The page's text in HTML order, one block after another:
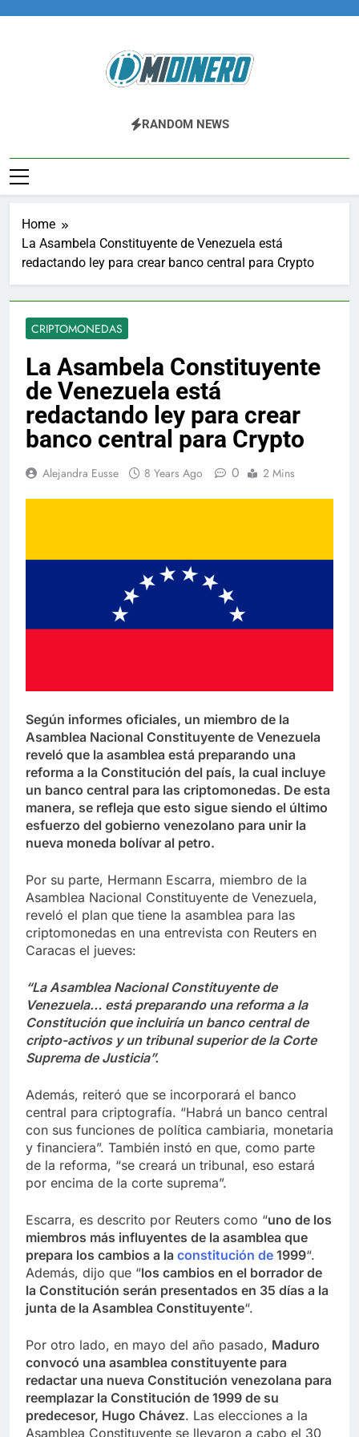
Midinero.co
Fintech, Criptomonedas
RANDOM NEWS
Home
La Asambela Constituyente de Venezuela está
redactando ley para crear banco central para Crypto
CRIPTOMONEDAS
La Asambela Constituyente
de Venezuela está
redactando ley para crear
banco central para Crypto
Alejandra Eusse 8 Years Ago 0 2 Mins
Según informes oficiales, un miembro de la
Asamblea Nacional Constituyente de Venezuela
reveló que la asamblea está preparando una
reforma a la Constitución del país, la cual incluye
un banco central para las criptomonedas. De esta
manera, se refleja que esto sigue siendo el último
esfuerzo del gobierno venezolano para unir la
nueva moneda bolívar al petro.
Por su parte, Hermann Escarra, miembro de la
Asamblea Nacional Constituyente de Venezuela,
reveló el plan que tiene la asamblea para las
criptomonedas en una entrevista con Reuters en
Caracas el jueves:
“La Asamblea Nacional Constituyente de
Venezuela… está preparando una reforma a la
Constitución que incluiría un banco central de
cripto-activos y un tribunal superior de la Corte
Suprema de Justicia”.
Además, reiteró que se incorporará el banco
central para criptografía. “Habrá un banco central
con sus funciones de política cambiaria, monetaria
y financiera”. También instó en que, como parte
de la reforma, “se creará un tribunal, eso estará
por encima de la corte suprema”.
Escarra, es descrito por Reuters como “uno de los
miembros más influyentes de la asamblea que
prepara los cambios a la constitución de 1999“.
Además, dijo que “los cambios en el borrador de
la Constitución serán presentados en 35 días a la
junta de la Asamblea Constituyente“.
Por otro lado, en mayo del año pasado, Maduro
convocó una asamblea constituyente para
redactar una nueva Constitución venezolana para
reemplazar la Constitución de 1999 de su
predecesor, Hugo Chávez. Las elecciones a la
Asamblea Constituyente se llevaron a cabo el 30